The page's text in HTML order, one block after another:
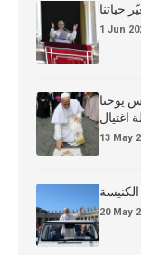
حياتنا
1 Jun
يوحنا
اغتيال
13 May
20 May